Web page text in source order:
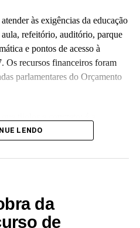
às exigências da educação
refeitório, auditório, parque
e pontos de acesso à
Os recursos financeiros foram
parlamentares do Orçamento
a qualidade da educação
que o antigo prédio do
passará por revitalização para
Ufac.
LENDO
da
de